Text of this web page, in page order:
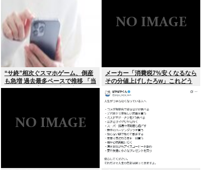
“サ終”相次ぐスマホゲーム、倒産
も急増 過去最多ペースで推移 「当
たれば一攫千金」過去の時代に
メーカー「消費税7%安くなるなら
その分値上げしたろw」これどう
すんの？